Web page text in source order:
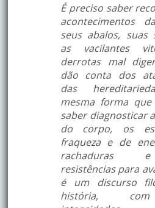
É preciso saber
acontecimentos
seus abalos, suas
as vacilantes
derrotas mal
dão conta dos
das
mesma forma
saber diagnosticar
do corpo, os
fraqueza e de
rachaduras
resistências para
é um discurso
história,